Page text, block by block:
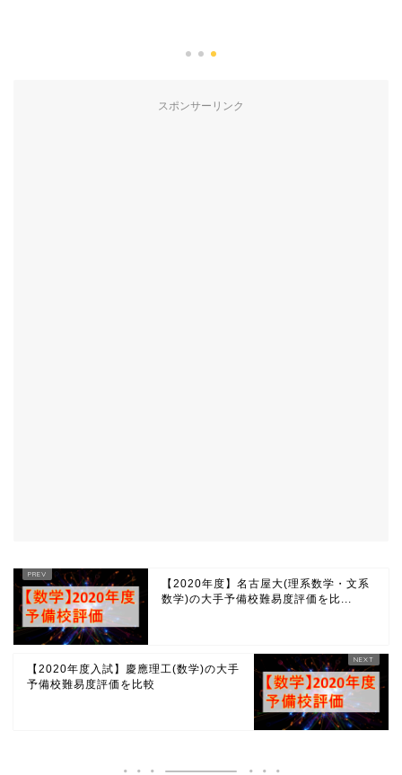
スポンサーリンク
【2020年度】名古屋大(理系数学・文系
数学)の大手予備校難易度評価を比...
【2020年度入試】慶應理工(数学)の大手
予備校難易度評価を比較